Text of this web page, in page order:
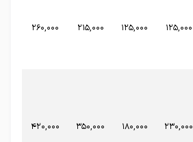
125,000
125,000
215,000
260,000
230,000
180,000
350,000
420,000